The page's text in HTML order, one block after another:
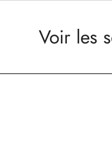
Voir les